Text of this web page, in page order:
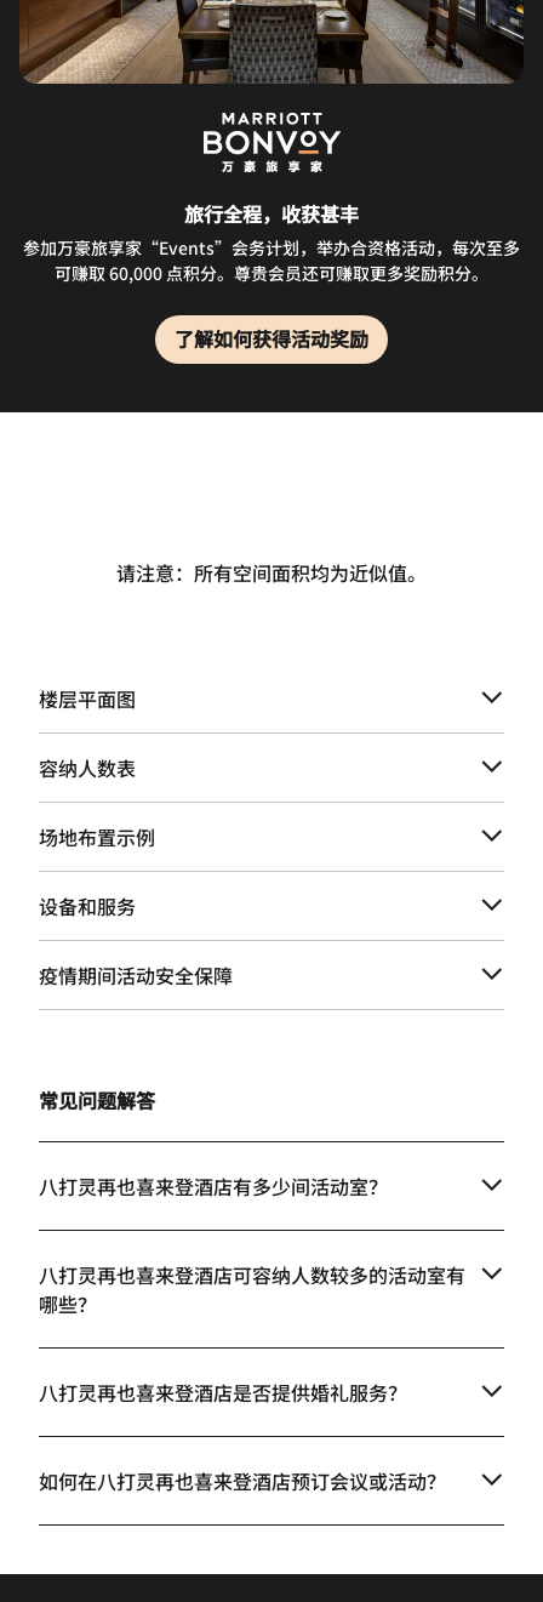
旅行全程，收获甚丰
参加万豪旅享家“Events”会务计划，举办合资格活动，每次至多
可赚取 60,000 点积分。尊贵会员还可赚取更多奖励积分。
了解如何获得活动奖励
请注意：所有空间面积均为近似值。
楼层平面图
容纳人数表
场地布置示例
设备和服务
疫情期间活动安全保障
常见问题解答
八打灵再也喜来登酒店有多少间活动室？
八打灵再也喜来登酒店可容纳人数较多的活动室有
哪些？
八打灵再也喜来登酒店是否提供婚礼服务？
如何在八打灵再也喜来登酒店预订会议或活动？